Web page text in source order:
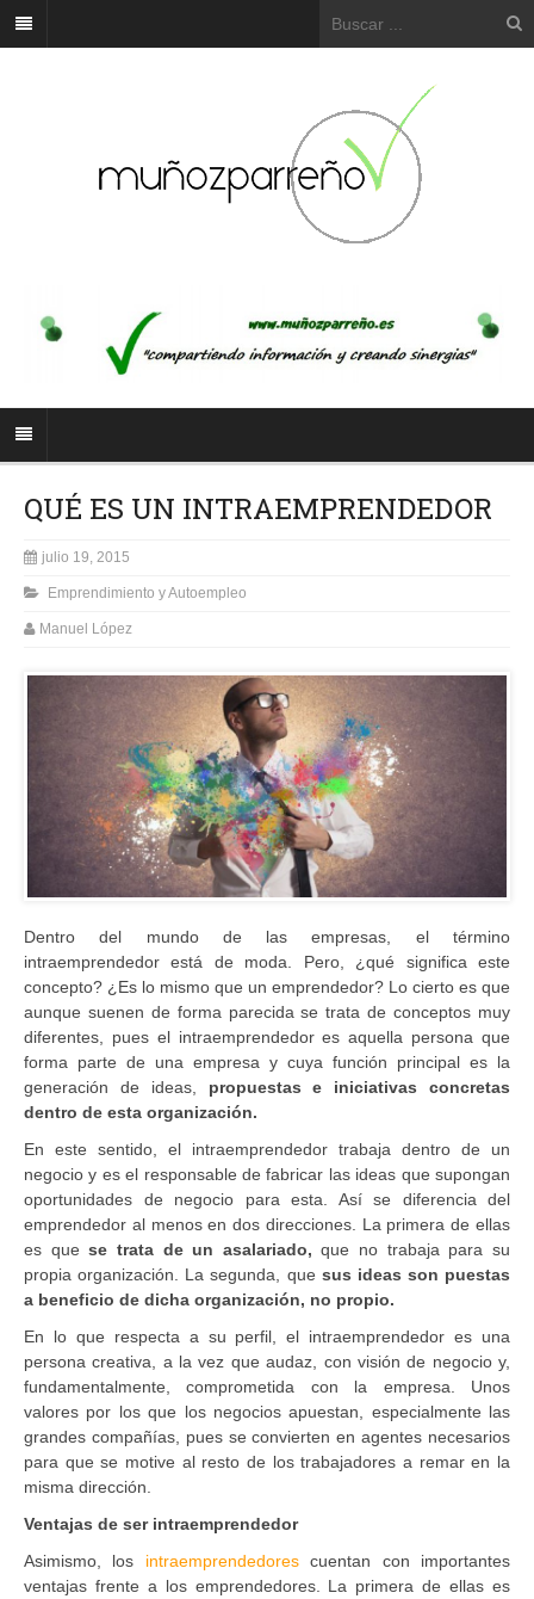
QUÉ ES UN INTRAEMPRENDEDOR
julio 19, 2015
Emprendimiento y Autoempleo
Manuel López
Dentro del mundo de las empresas, el término
intraemprendedor está de moda. Pero, ¿qué significa este
concepto? ¿Es lo mismo que un emprendedor? Lo cierto es que
aunque suenen de forma parecida se trata de conceptos muy
diferentes, pues el intraemprendedor es aquella persona que
forma parte de una empresa y cuya función principal es la
generación de ideas, propuestas e iniciativas concretas
dentro de esta organización.
En este sentido, el intraemprendedor trabaja dentro de un
negocio y es el responsable de fabricar las ideas que supongan
oportunidades de negocio para esta. Así se diferencia del
emprendedor al menos en dos direcciones. La primera de ellas
es quese trata de un asalariado, que no trabaja para su
propia organización. La segunda, que sus ideas son puestas
a beneficio de dicha organización, no propio.
En lo que respecta a su perfil, el intraemprendedor es una
persona creativa, a la vez que audaz, con visión de negocio y,
fundamentalmente, comprometida con la empresa. Unos
valores por los que los negocios apuestan, especialmente las
grandes compañías, pues se convierten en agentes necesarios
para que se motive al resto de los trabajadores a remar en la
misma dirección.
Ventajas de ser intraemprendedor
Asimismo, los intraemprendedorescuentan con importantes
ventajas frente a los emprendedores. La primera de ellas es